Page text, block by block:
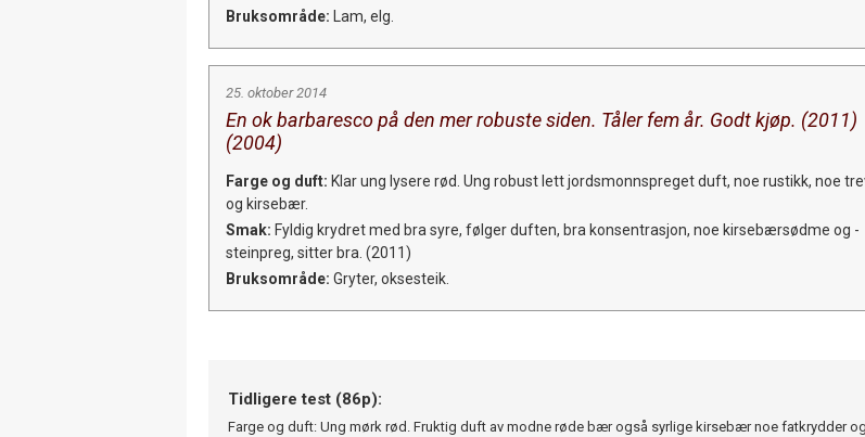
Bruksområde: Lam, elg.
25. oktober 2014
En ok barbaresco på den mer robuste siden. Tåler fem år. Godt kjøp. (2011)
(2004)
Farge og duft: Klar ung lysere rød. Ung robust lett jordsmonnspreget duft, noe rustikk, noe
og kirsebær.
Smak: Fyldig krydret med bra syre, følger duften, bra konsentrasjon, noe kirsebærsødme og -
steinpreg, sitter bra. (2011)
Bruksområde: Gryter, oksesteik.
Tidligere test (86p):
Farge og duft: Ung mørk rød. Fruktig duft av modne røde bær også syrlige kirsebær noe fatkrydder